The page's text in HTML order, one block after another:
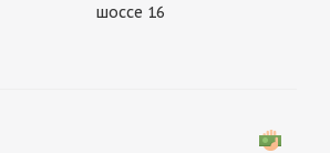
шоссе 16